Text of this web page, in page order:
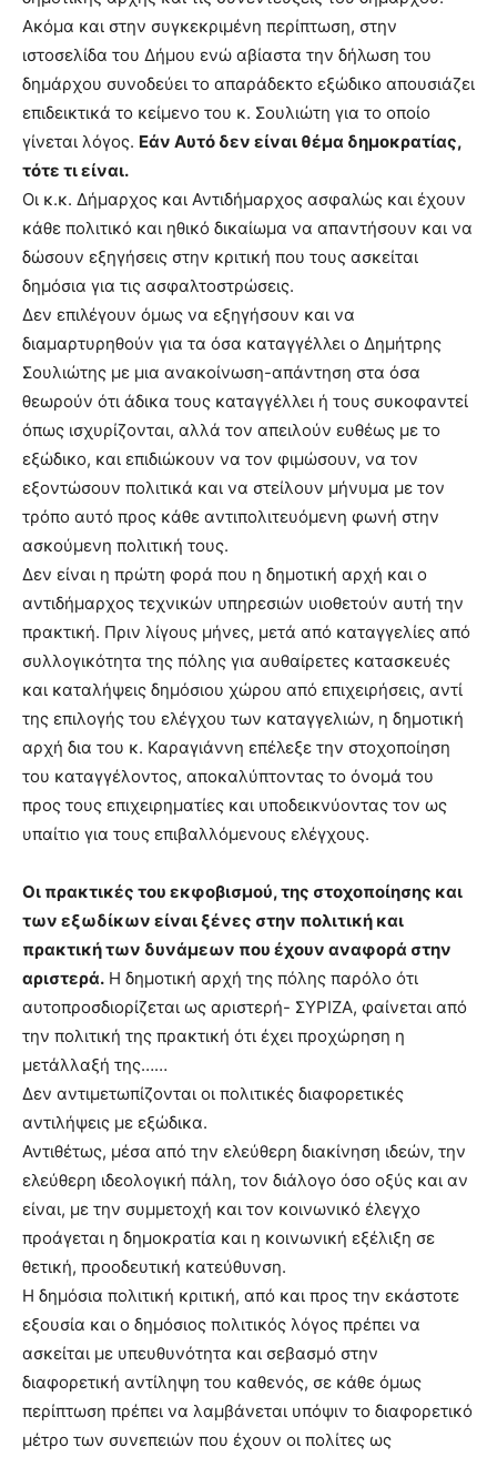
Ακόμα και στην συγκεκριμένη περίπτωση, στην
ιστοσελίδα του Δήμου ενώ αβίαστα την δήλωση του
δημάρχου συνοδεύει το απαράδεκτο εξώδικο απουσιάζει
επιδεικτικά το κείμενο του κ. Σουλιώτη για το οποίο
γίνεται λόγος. Εάν Αυτό δεν είναι θέμα δημοκρατίας,
τότε τι είναι.
Οι κ.κ. Δήμαρχος και Αντιδήμαρχος ασφαλώς και έχουν
κάθε πολιτικό και ηθικό δικαίωμα να απαντήσουν και να
δώσουν εξηγήσεις στην κριτική που τους ασκείται
δημόσια για τις ασφαλτοστρώσεις.
Δεν επιλέγουν όμως να εξηγήσουν και να
διαμαρτυρηθούν για τα όσα καταγγέλλει ο Δημήτρης
Σουλιώτης με μια ανακοίνωση-απάντηση στα όσα
θεωρούν ότι άδικα τους καταγγέλλει ή τους συκοφαντεί
όπως ισχυρίζονται, αλλά τον απειλούν ευθέως με το
εξώδικο, και επιδιώκουν να τον φιμώσουν, να τον
εξοντώσουν πολιτικά και να στείλουν μήνυμα με τον
τρόπο αυτό προς κάθε αντιπολιτευόμενη φωνή στην
ασκούμενη πολιτική τους.
Δεν είναι η πρώτη φορά που η δημοτική αρχή και ο
αντιδήμαρχος τεχνικών υπηρεσιών υιοθετούν αυτή την
πρακτική. Πριν λίγους μήνες, μετά από καταγγελίες από
συλλογικότητα της πόλης για αυθαίρετες κατασκευές
και καταλήψεις δημόσιου χώρου από επιχειρήσεις, αντί
της επιλογής του ελέγχου των καταγγελιών, η δημοτική
αρχή δια του κ. Καραγιάννη επέλεξε την στοχοποίηση
του καταγγέλοντος, αποκαλύπτοντας το όνομά του
προς τους επιχειρηματίες και υποδεικνύοντας τον ως
υπαίτιο για τους επιβαλλόμενους ελέγχους.
Οι πρακτικές του εκφοβισμού, της στοχοποίησης και
των εξωδίκων είναι ξένες στην πολιτική και
πρακτική των δυνάμεων που έχουν αναφορά στην
αριστερά. Η δημοτική αρχή της πόλης παρόλο ότι
αυτοπροσδιορίζεται ως αριστερή- ΣΥΡΙΖΑ, φαίνεται από
την πολιτική της πρακτική ότι έχει προχώρηση η
μετάλλαξή της……
Δεν αντιμετωπίζονται οι πολιτικές διαφορετικές
αντιλήψεις με εξώδικα.
Αντιθέτως, μέσα από την ελεύθερη διακίνηση ιδεών, την
ελεύθερη ιδεολογική πάλη, τον διάλογο όσο οξύς και αν
είναι, με την συμμετοχή και τον κοινωνικό έλεγχο
προάγεται η δημοκρατία και η κοινωνική εξέλιξη σε
θετική, προοδευτική κατεύθυνση.
Η δημόσια πολιτική κριτική, από και προς την εκάστοτε
εξουσία και ο δημόσιος πολιτικός λόγος πρέπει να
ασκείται με υπευθυνότητα και σεβασμό στην
διαφορετική αντίληψη του καθενός, σε κάθε όμως
περίπτωση πρέπει να λαμβάνεται υπόψιν το διαφορετικό
μέτρο των συνεπειών που έχουν οι πολίτες ως